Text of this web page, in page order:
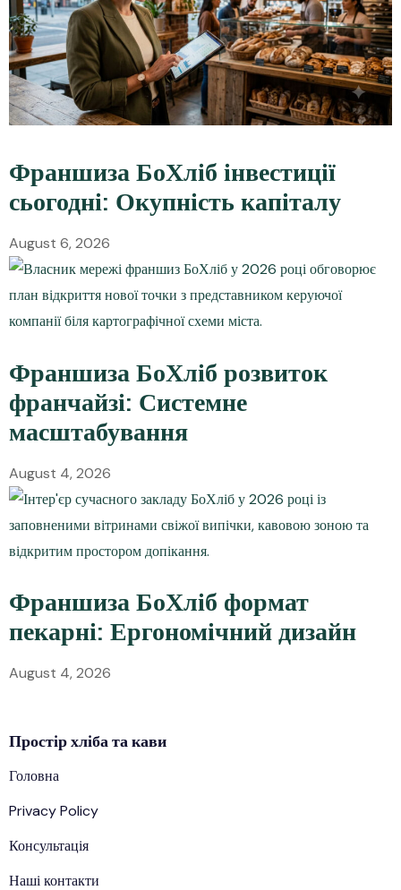
Франшиза БоХліб інвестиції
сьогодні: Окупність капіталу
August 6, 2026
Франшиза БоХліб розвиток
франчайзі: Системне
масштабування
August 4, 2026
Франшиза БоХліб формат
пекарні: Ергономічний дизайн
August 4, 2026
Простірхлібата кави
Головна
Privacy Policy
Консультація
Наші контакти